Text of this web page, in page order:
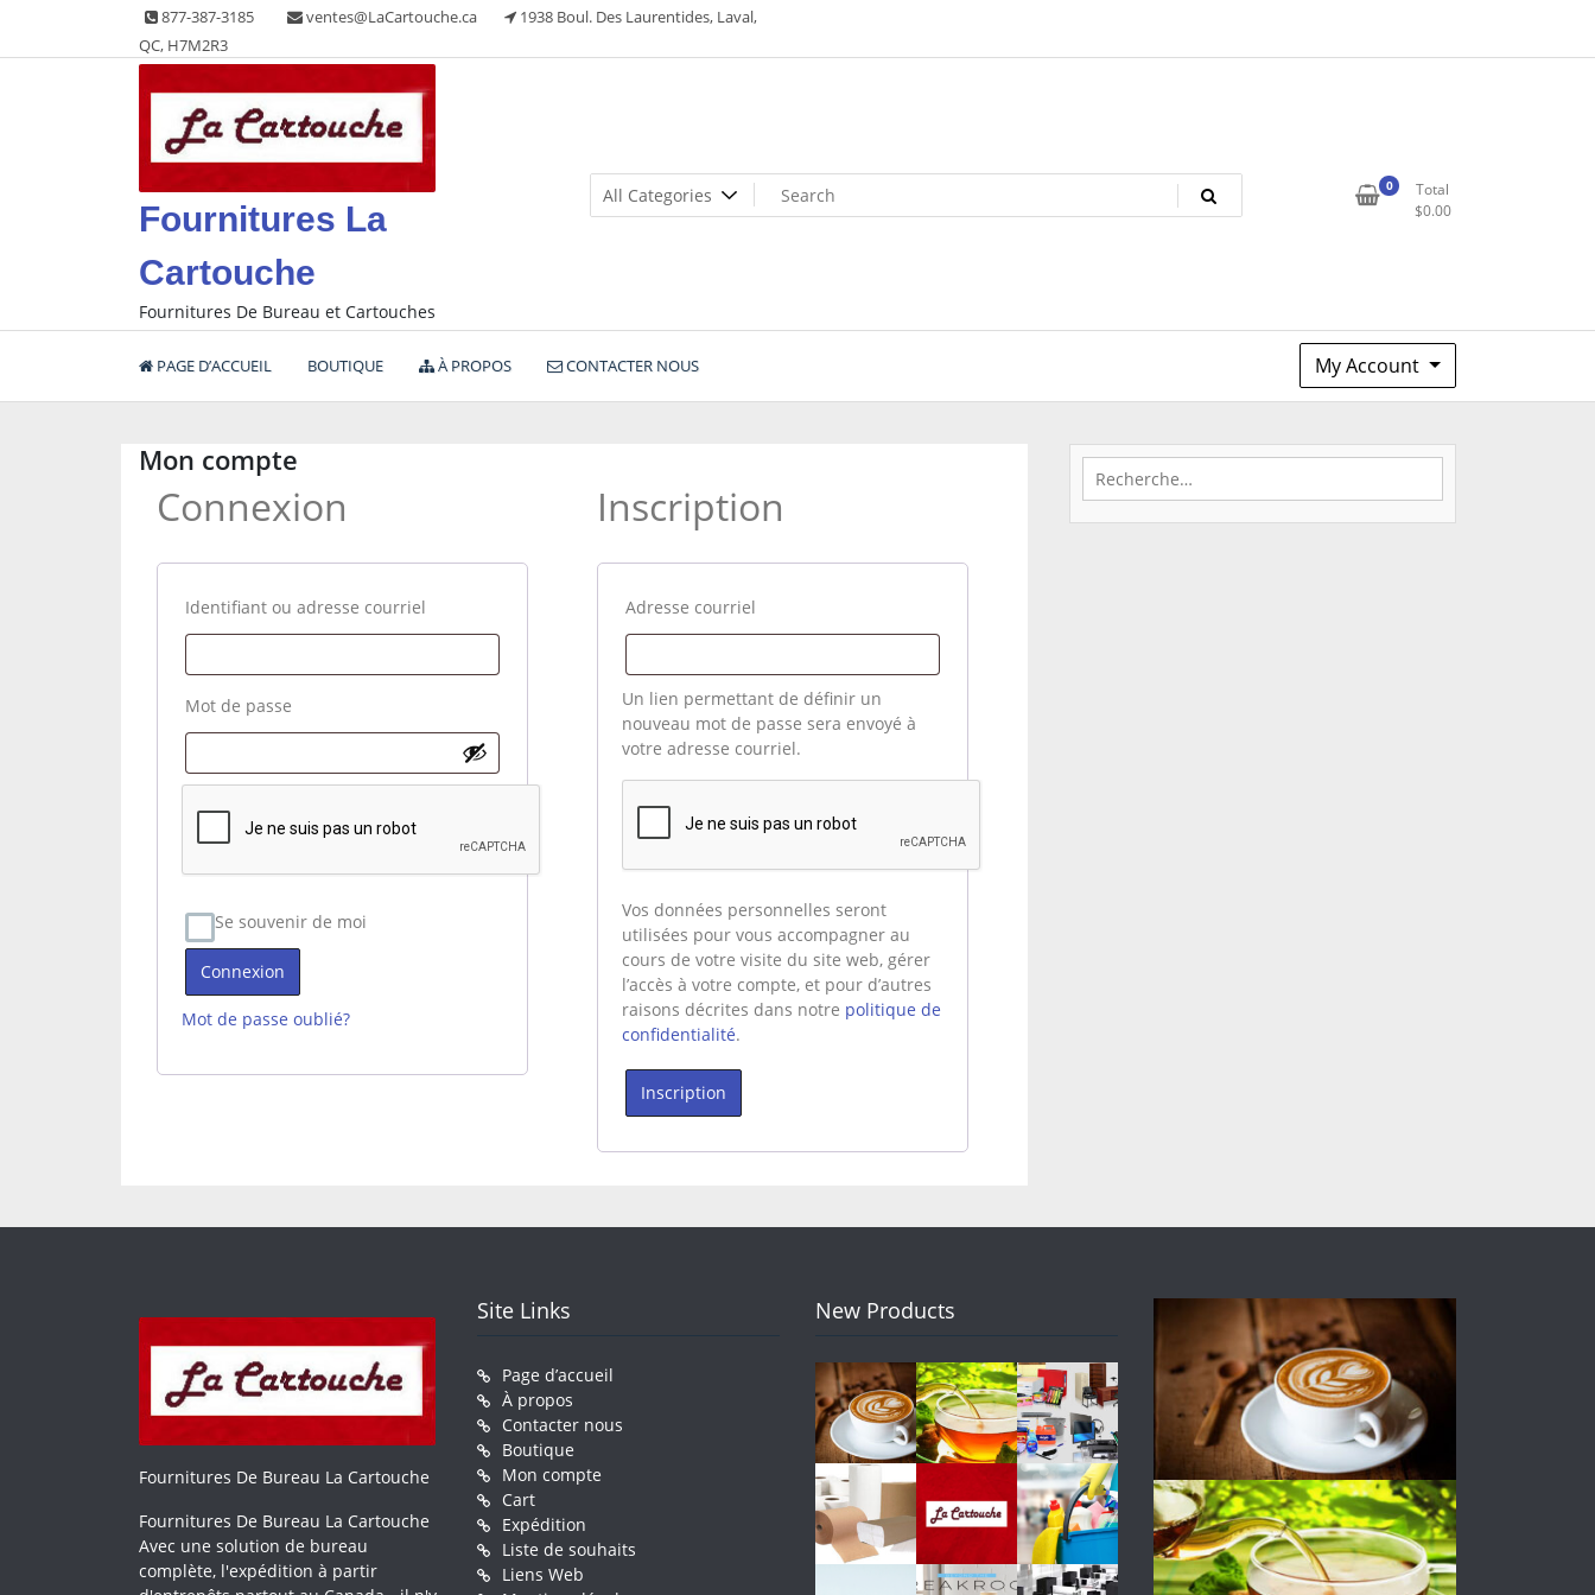
content
877-387-3185 ventes@LaCartouche.ca
1938 Boul. Des Laurentides, Laval,
QC, H7M2R3
Fournitures La
Cartouche
Fournitures De Bureau et Cartouches
0
Total
$0.00
PAGE D’ACCUEIL BOUTIQUE À PROPOS CONTACTER NOUS My Account
Mon compte
Connexion
Identifiant ou adresse courriel
Mot de passe
Se souvenir de moi
Connexion
Mot de passe oublié?
Inscription
Adresse courriel
Un lien permettant de définir un
nouveau mot de passe sera envoyé à
votre adresse courriel.
Vos données personnelles seront
utilisées pour vous accompagner au
cours de votre visite du site web, gérer
l’accès à votre compte, et pour d’autres
raisons décrites dans notre politique de
confidentialité.
Inscription
Rechercher :
Fournitures De Bureau La Cartouche
Fournitures De Bureau La Cartouche
Avec une solution de bureau
complète, l'expédition à partir
Site Links
Page d’accueil
À propos
Contacter nous
Boutique
Mon compte
Cart
Expédition
Liste de souhaits
Liens Web
New Products